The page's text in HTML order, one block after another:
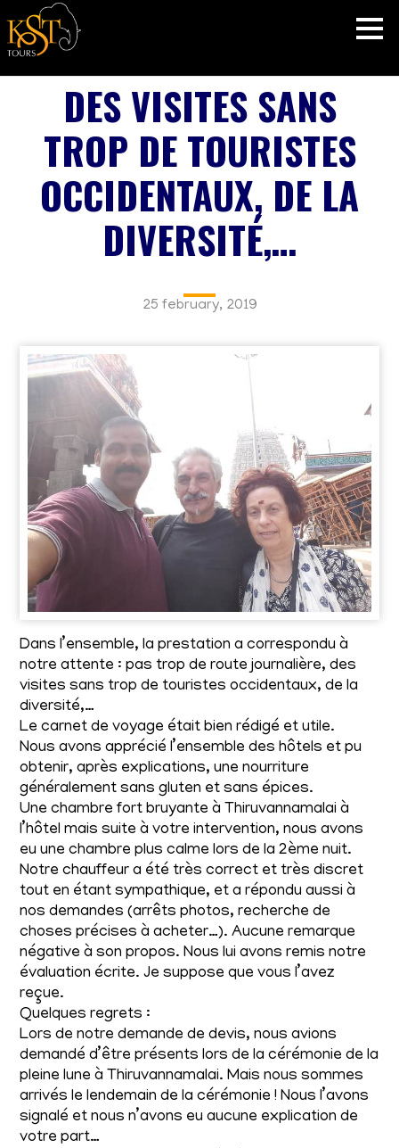
DES VISITES SANS
TROP DE TOURISTES
OCCIDENTAUX, DE LA
DIVERSITÉ,…
25 february, 2019
Dans l’ensemble, la prestation a correspondu à
notre attente : pas trop de route journalière, des
visites sans trop de touristes occidentaux, de la
diversité,…
Le carnet de voyage était bien rédigé et utile.
Nous avons apprécié l’ensemble des hôtels et pu
obtenir, après explications, une nourriture
généralement sans gluten et sans épices.
Une chambre fort bruyante à Thiruvannamalai à
l’hôtel mais suite à votre intervention, nous avons
eu une chambre plus calme lors de la 2ème nuit.
Notre chauffeur a été très correct et très discret
tout en étant sympathique, et a répondu aussi à
nos demandes (arrêts photos, recherche de
choses précises à acheter…). Aucune remarque
négative à son propos. Nous lui avons remis notre
évaluation écrite. Je suppose que vous l’avez
reçue.
Quelques regrets :
Lors de notre demande de devis, nous avions
demandé d’être présents lors de la cérémonie de la
pleine lune à Thiruvannamalai. Mais nous sommes
arrivés le lendemain de la cérémonie ! Nous l’avons
signalé et nous n’avons eu aucune explication de
votre part…